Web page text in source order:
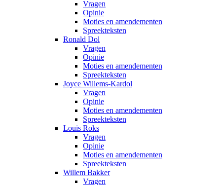
Vragen
Opinie
Moties en amendementen
Spreekteksten
Ronald Dol
Vragen
Opinie
Moties en amendementen
Spreekteksten
Joyce Willems-Kardol
Vragen
Opinie
Moties en amendementen
Spreekteksten
Louis Roks
Vragen
Opinie
Moties en amendementen
Spreekteksten
Willem Bakker
Vragen